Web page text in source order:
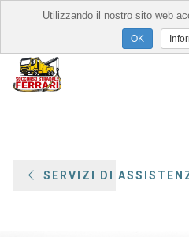
SERVIZI DI
Utilizzando il nostro sito web